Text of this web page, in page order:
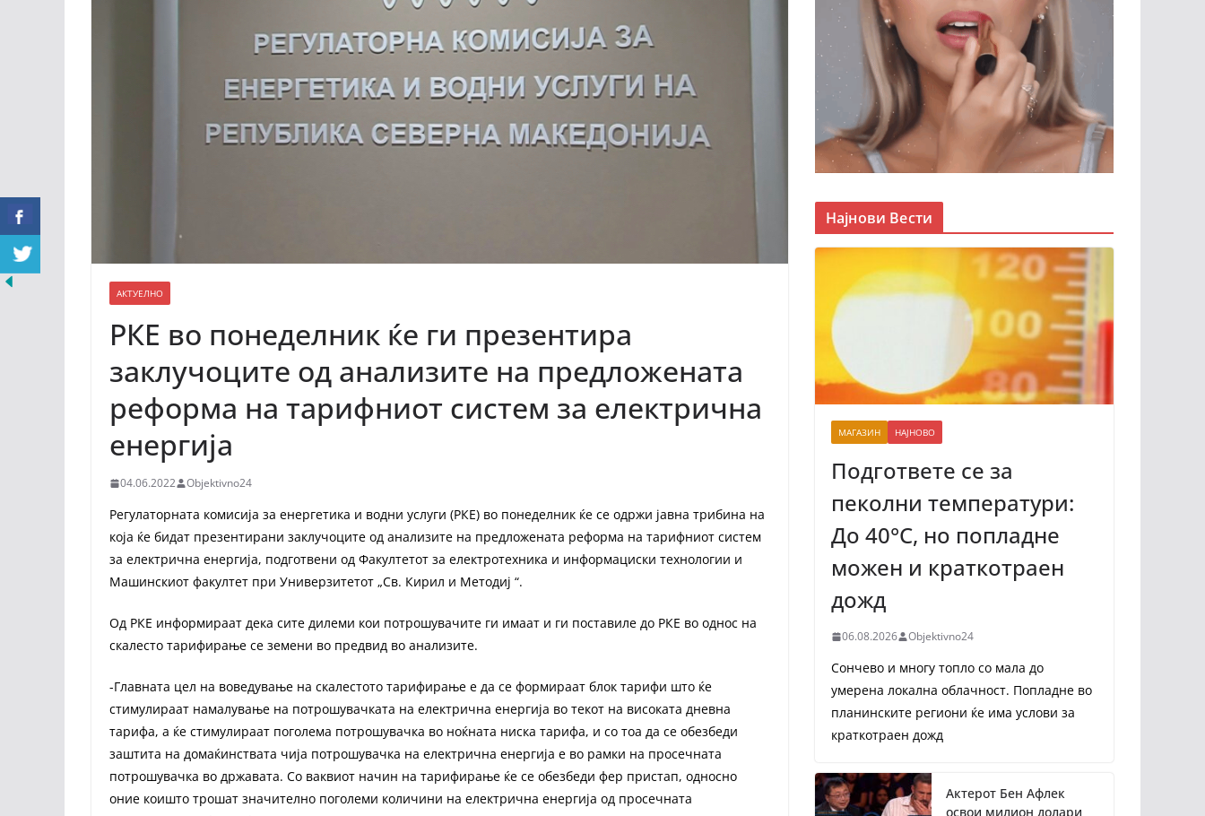
АКТУЕЛНО
РКЕ во понеделник ќе ги презентира
заклучоците од анализите на предложената
реформа на тарифниот систем за електрична
енергија
04.06.2022 Objektivno24
Регулаторната комисија за енергетика и водни услуги (РКЕ) во понеделник ќе се одржи јавна трибина на
која ќе бидат презентирани заклучоците од анализите на предложената реформа на тарифниот систем
за електрична енергија, подготвени од Факултетот за електротехника и информациски технологии и
Машинскиот факултет при Универзитетот „Св. Кирил и Методиј “.
Од РКЕ информираат дека сите дилеми кои потрошувачите ги имаат и ги поставиле до РКЕ во однос на
скалесто тарифирање се земени во предвид во анализите.
-Главната цел на воведување на скалестото тарифирање е да се формираат блок тарифи што ќе
стимулираат намалување на потрошувачката на електрична енергија во текот на високата дневна
тарифа, а ќе стимулираат поголема потрошувачка во ноќната ниска тарифа, и со тоа да се обезбеди
заштита на домаќинствата чија потрошувачка на електрична енергија е во рамки на просечната
потрошувачка во државата. Со ваквиот начин на тарифирање ќе се обезбеди фер пристап, односно
оние коишто трошат значително поголеми количини на електрична енергија од просечната
Најнови Вести
МАГАЗИН НАЈНОВО
Подгответе се за
пеколни температури:
До 40°C, но попладне
можен и краткотраен
дожд
06.08.2026 Objektivno24
Сончево и многу топло со мала до
умерена локална облачност. Попладне во
планинските региони ќе има услови за
краткотраен дожд
Актерот Бен Афлек
освои милион долари